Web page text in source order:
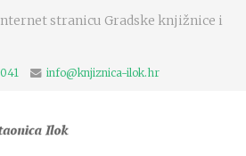
stranicu Gradske knjižnice i
info@knjiznica-ilok.hr